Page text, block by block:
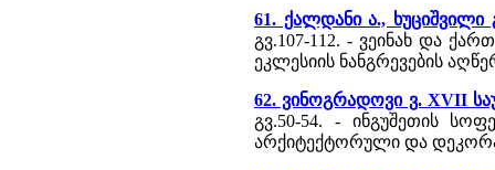
61. ქალდანი ა.,
გვ.107-112. - ვეინახ და
ეკლესიის ნანგრევების
62. ვინოგრადოვი ვ. XVII
გვ.50-54. - ინგუშეთის
არქიტექტორული და